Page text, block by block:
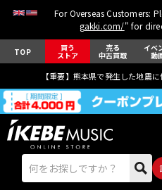
For Overseas Customers:
gakki.com/" for
TOP 買う
ストア
売る
中古買取
イベ
動
【重要】熊本県で発生した地震